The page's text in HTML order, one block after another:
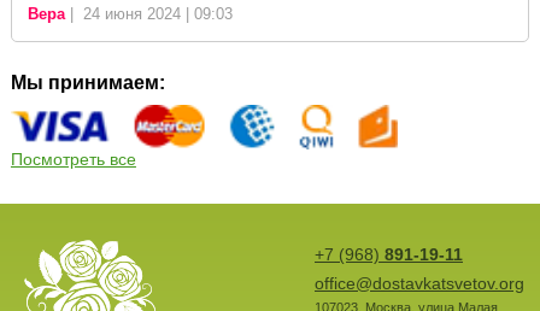
Вера| 24 июня 2024 | 09:03
Мы принимаем:
Посмотреть все
+7 (968) 891-19-11
office@dostavkatsvetov.org
107023, Москва, улица Малая